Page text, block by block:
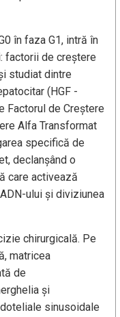
în faza G1, intră în
factorii de creștere
studiat dintre
(HGF -
Factorul de Creștere
Alfa Transformat
specifică de
declanșând o
care activează
ului și diviziunea
chirurgicală. Pe
matricea
de
și
sinusoidale